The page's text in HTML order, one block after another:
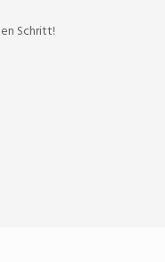
Schritt!